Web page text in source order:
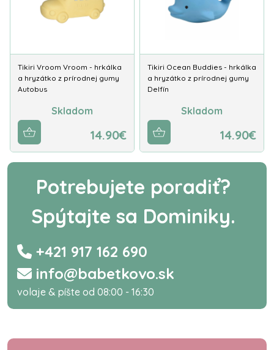
Tikiri Vroom Vroom - hrkálka
a hryzátko z prírodnej gumy
Autobus
Skladom
14.90€
Tikiri Ocean Buddies - hrkálka
a hryzátko z prírodnej gumy
Delfín
Skladom
14.90€
Potrebujete poradiť?
Spýtajte sa Dominiky.
+421 917 162 690
info@babetkovo.sk
volaje & píšte od 08:00 - 16:30